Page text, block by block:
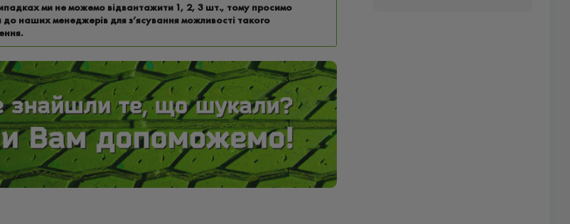
ми не можемо відвантажити 1, 2, 3 шт., тому просимо
до наших менеджерів для з’ясування можливості такого